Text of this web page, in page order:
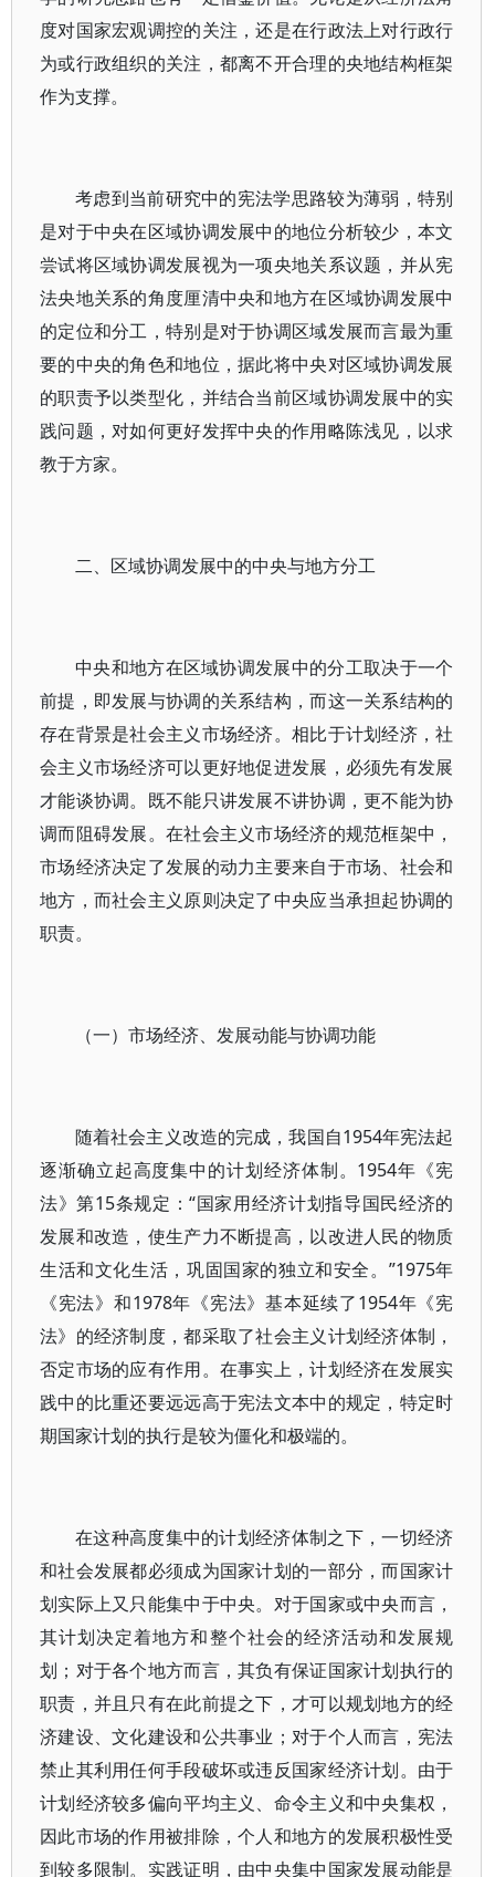
度对国家宏观调控的关注，还是在行政法上对行政行
为或行政组织的关注，都离不开合理的央地结构框架
作为支撑。
考虑到当前研究中的宪法学思路较为薄弱，特别
是对于中央在区域协调发展中的地位分析较少，本文
尝试将区域协调发展视为一项央地关系议题，并从宪
法央地关系的角度厘清中央和地方在区域协调发展中
的定位和分工，特别是对于协调区域发展而言最为重
要的中央的角色和地位，据此将中央对区域协调发展
的职责予以类型化，并结合当前区域协调发展中的实
践问题，对如何更好发挥中央的作用略陈浅见，以求
教于方家。
二、区域协调发展中的中央与地方分工
中央和地方在区域协调发展中的分工取决于一个
前提，即发展与协调的关系结构，而这一关系结构的
存在背景是社会主义市场经济。相比于计划经济，社
会主义市场经济可以更好地促进发展，必须先有发展
才能谈协调。既不能只讲发展不讲协调，更不能为协
调而阻碍发展。在社会主义市场经济的规范框架中，
市场经济决定了发展的动力主要来自于市场、社会和
地方，而社会主义原则决定了中央应当承担起协调的
职责。
（一）市场经济、发展动能与协调功能
随着社会主义改造的完成，我国自1954年宪法起
逐渐确立起高度集中的计划经济体制。1954年《宪
法》第15条规定：“国家用经济计划指导国民经济的
发展和改造，使生产力不断提高，以改进人民的物质
生活和文化生活，巩固国家的独立和安全。”1975年
《宪法》和1978年《宪法》基本延续了1954年《宪
法》的经济制度，都采取了社会主义计划经济体制，
否定市场的应有作用。在事实上，计划经济在发展实
践中的比重还要远远高于宪法文本中的规定，特定时
期国家计划的执行是较为僵化和极端的。
在这种高度集中的计划经济体制之下，一切经济
和社会发展都必须成为国家计划的一部分，而国家计
划实际上又只能集中于中央。对于国家或中央而言，
其计划决定着地方和整个社会的经济活动和发展规
划；对于各个地方而言，其负有保证国家计划执行的
职责，并且只有在此前提之下，才可以规划地方的经
济建设、文化建设和公共事业；对于个人而言，宪法
禁止其利用任何手段破坏或违反国家经济计划。由于
计划经济较多偏向平均主义、命令主义和中央集权，
因此市场的作用被排除，个人和地方的发展积极性受
到较多限制。实践证明，由中央集中国家发展动能是